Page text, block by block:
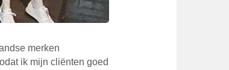
merken
ik mijn cliënten goed